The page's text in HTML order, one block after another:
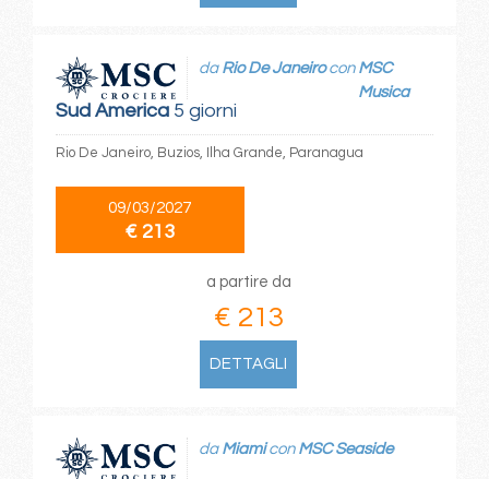
Sud America5 giorni
da Rio De Janeirocon MSC
Musica
Rio De Janeiro, Buzios, Ilha Grande, Paranagua
09/03/2027
€ 213
a partire da
€ 213
DETTAGLI
da Miamicon MSC Seaside